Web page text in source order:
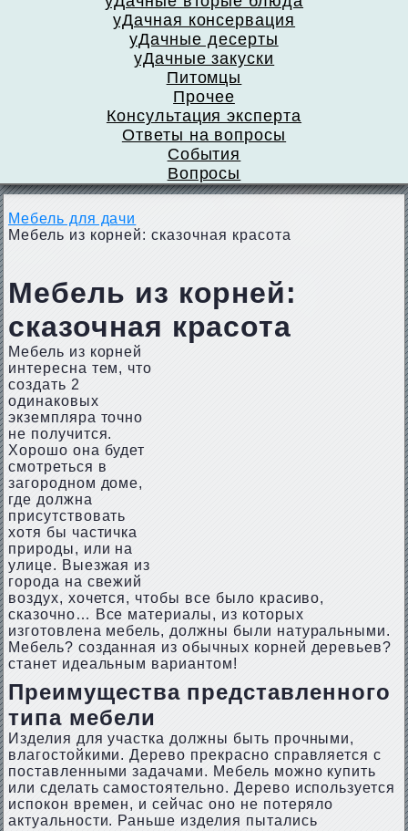
уДачная консервация
уДачные десерты
уДачные закуски
Питомцы
Прочее
Консультация эксперта
Ответы на вопросы
События
Вопросы
Мебель для дачи
Мебель из корней: сказочная красота
Мебель из корней:
сказочная красота
Мебель из корней
интересна тем, что
создать 2
одинаковых
экземпляра точно
не получится.
Хорошо она будет
смотреться в
загородном доме,
где должна
присутствовать
хотя бы частичка
природы, или на
улице. Выезжая из
города на свежий
воздух, хочется, чтобы все было красиво,
сказочно… Все материалы, из которых
изготовлена мебель, должны были натуральными.
Мебель? созданная из обычных корней деревьев?
станет идеальным вариантом!
Преимущества представленного
типа мебели
Изделия для участка должны быть прочными,
влагостойкими. Дерево прекрасно справляется с
поставленными задачами. Мебель можно купить
или сделать самостоятельно. Дерево используется
испокон времен, и сейчас оно не потеряло
актуальности. Раньше изделия пытались